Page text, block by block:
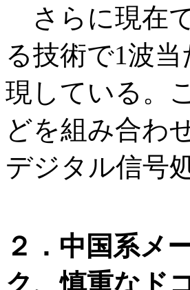
さらに現在
る技術で1波
現している。
どを組み合わ
デジタル信号
２．中国系メ
ク、慎重なド